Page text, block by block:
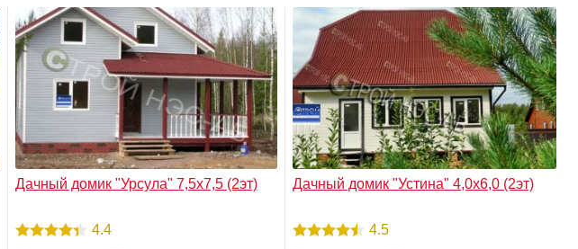
Дачный домик "Урсула" 7,5х7,5 (2эт)
4.4
Дачный домик "Устина" 4,0х6,0 (2эт)
4.5